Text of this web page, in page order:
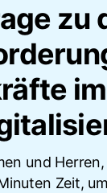
zu
und
Zeit,